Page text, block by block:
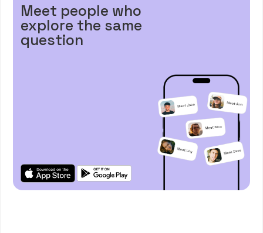
Meet people who
explore the same
question